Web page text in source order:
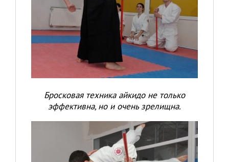
Бросковая техника айкидо не только
эффективна, но и очень зрелищна.